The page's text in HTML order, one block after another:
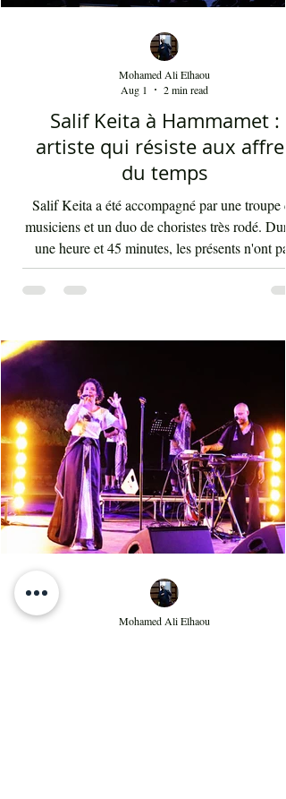
Salif Keita à Hammamet :
artiste qui résiste aux affres
du temps
Salif Keita a été accompagné par une troupe
musiciens et un duo de choristes très rodé.
enflammés de cette musique malienne portant
elle la force et l'énergie de l'Afrique. La voix
Salif Keita est d'une vigueur inouïe, ses cris
les clameurs de l'homme éternel pour une vie
terre bien meilleure. Salif Keita, sur scène,
non seulement le cœur de son aud
Mohamed Ali Elhaou
Aug 1
2 min read